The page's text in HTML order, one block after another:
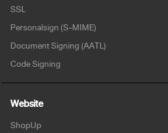
SSL
Personalsign (S-MIME)
Document Signing (AATL)
Code Signing
Website
ShopUp